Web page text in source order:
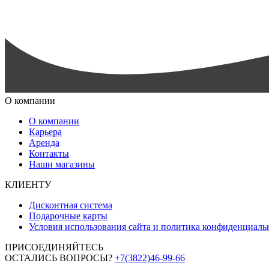
О компании
О компании
Карьера
Аренда
Контакты
Наши магазины
КЛИЕНТУ
Дисконтная система
Подарочные карты
Условия использования сайта и политика
ПРИСОЕДИНЯЙТЕСЬ
ОСТАЛИСЬ ВОПРОСЫ? +7(3822)46-99-66